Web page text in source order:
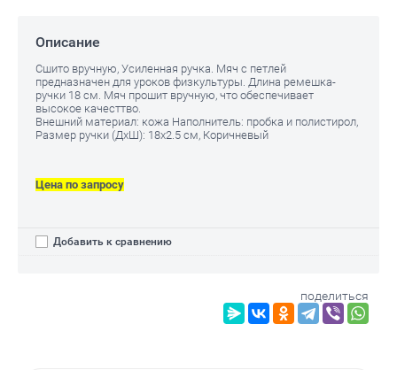
Описание
Сшито вручную, Усиленная ручка. Мяч с петлей
предназначен для уроков физкультуры. Длина ремешка-
ручки 18 см. Мяч прошит вручную, что обеспечивает
высокое качесттво.
Внешний материал: кожа Наполнитель: пробка и полистирол,
Размер ручки (ДxШ): 18x2.5 cм, Коричневый
Цена по запросу
Добавить к сравнению
поделиться